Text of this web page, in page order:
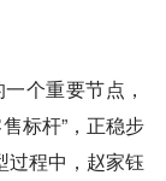
个重要节点，
标杆”，正稳步
过程中，赵家钰